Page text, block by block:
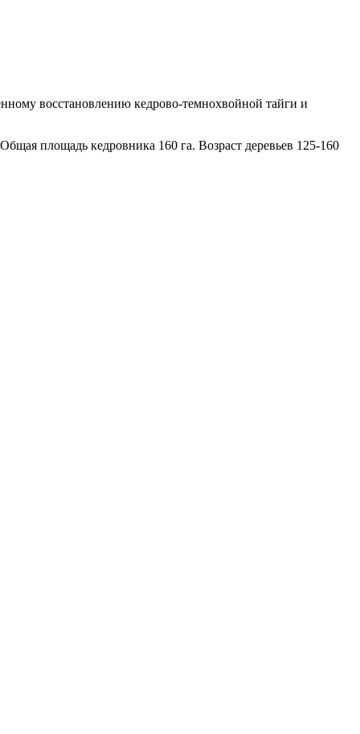
восстановлению кедрово-темнохвойной тайги и
площадь кедровника 160 га. Возраст деревьев 125-160